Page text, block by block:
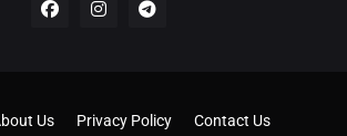
Us Privacy Policy Contact Us